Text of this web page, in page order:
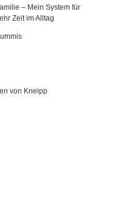
– Mein System für
Zeit im Alltag
von Kneipp